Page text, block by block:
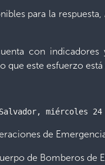
para la
con
este esfuerzo
miércoles
de
de Bomberos